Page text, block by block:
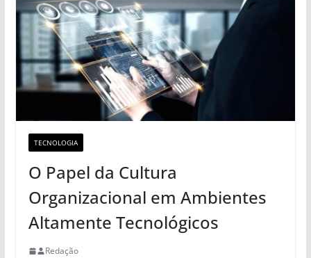
TECNOLOGIA
O Papel da Cultura
Organizacional em Ambientes
Altamente Tecnológicos
Redação